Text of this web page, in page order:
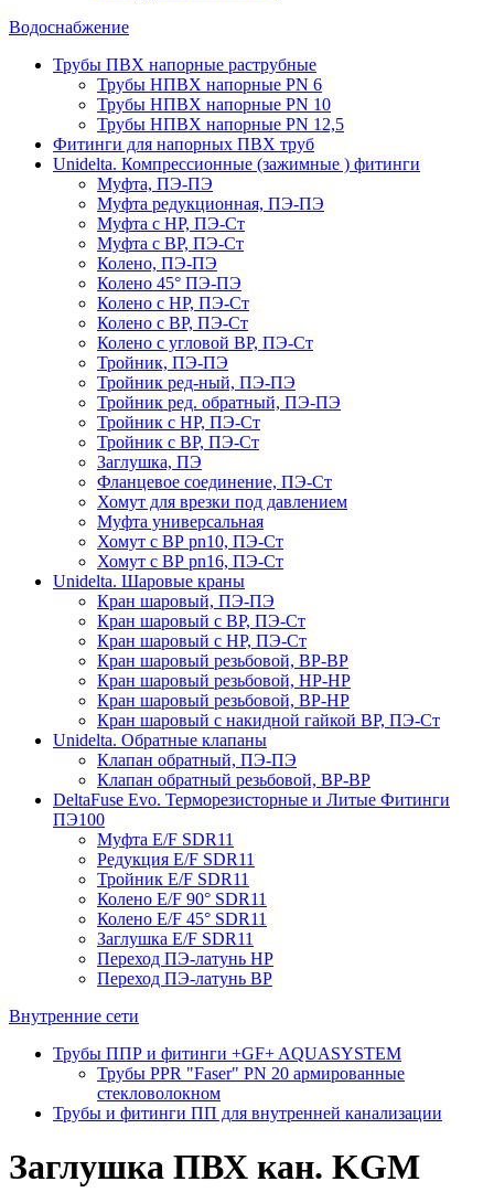
Водоснабжение
Трубы ПВХ напорные раструбные
Трубы НПВХ напорные PN 6
Трубы НПВХ напорные PN 10
Трубы НПВХ напорные PN 12,5
Фитинги для напорных ПВХ труб
Unidelta. Компрессионные (зажимные ) фитинги
Муфта, ПЭ-ПЭ
Муфта редукционная, ПЭ-ПЭ
Муфта с НР, ПЭ-Ст
Муфта с ВР, ПЭ-Ст
Колено, ПЭ-ПЭ
Колено 45° ПЭ-ПЭ
Колено с НР, ПЭ-Ст
Колено с ВР, ПЭ-Ст
Колено с угловой ВР, ПЭ-Ст
Тройник, ПЭ-ПЭ
Тройник ред-ный, ПЭ-ПЭ
Тройник ред. обратный, ПЭ-ПЭ
Тройник с НР, ПЭ-Ст
Тройник с ВР, ПЭ-Ст
Заглушка, ПЭ
Фланцевое соединение, ПЭ-Ст
Хомут для врезки под давлением
Муфта универсальная
Хомут с ВР pn10, ПЭ-Ст
Хомут с ВР pn16, ПЭ-Ст
Unidelta. Шаровые краны
Кран шаровый, ПЭ-ПЭ
Кран шаровый с ВР, ПЭ-Ст
Кран шаровый с НР, ПЭ-Ст
Кран шаровый резьбовой, ВР-ВР
Кран шаровый резьбовой, НР-НР
Кран шаровый резьбовой, ВР-НР
Кран шаровый с накидной гайкой ВР, ПЭ-Ст
Unidelta. Обратные клапаны
Клапан обратный, ПЭ-ПЭ
Клапан обратный резьбовой, ВР-ВР
DeltaFuse Evo. Терморезисторные и Литые Фитинги
ПЭ100
Муфта E/F SDR11
Редукция E/F SDR11
Тройник E/F SDR11
Колено E/F 90° SDR11
Колено E/F 45° SDR11
Заглушка E/F SDR11
Переход ПЭ-латунь НР
Переход ПЭ-латунь ВР
Внутренние сети
Трубы ППР и фитинги +GF+ AQUASYSTEM
Трубы PPR "Faser" PN 20 армированные
стекловолокном
Трубы и фитинги ПП для внутренней канализации
Заглушка ПВХ кан. KGM